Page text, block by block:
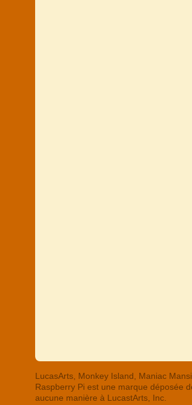
LucasArts, Monkey Island, Maniac
Raspberry Pi est une marque déposée
aucune manière à LucastArts, Inc.